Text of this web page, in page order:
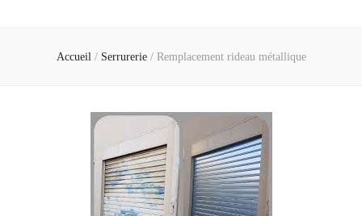
Accueil / Serrurerie / Remplacement rideau métallique